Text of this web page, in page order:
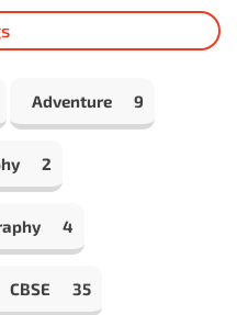
Adventure 9
2
4
CBSE 35